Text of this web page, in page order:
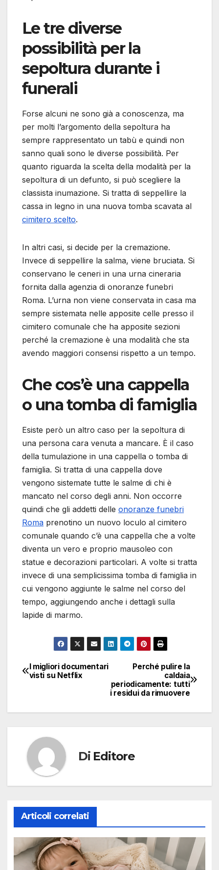
Le tre diverse
possibilità per la
sepoltura durante i
funerali
Forse alcuni ne sono già a conoscenza, ma
per molti l’argomento della sepoltura ha
sempre rappresentato un tabù e quindi non
sanno quali sono le diverse possibilità. Per
quanto riguarda la scelta della modalità per la
sepoltura di un defunto, si può scegliere la
classista inumazione. Si tratta di seppellire la
cassa in legno in una nuova tomba scavata al
cimitero scelto.
In altri casi, si decide per la cremazione.
Invece di seppellire la salma, viene bruciata. Si
conservano le ceneri in una urna cineraria
fornita dalla agenzia di onoranze funebri
Roma. L’urna non viene conservata in casa ma
sempre sistemata nelle apposite celle presso il
cimitero comunale che ha apposite sezioni
perché la cremazione è una modalità che sta
avendo maggiori consensi rispetto a un tempo.
Che cos’è una cappella
o una tomba di famiglia
Esiste però un altro caso per la sepoltura di
una persona cara venuta a mancare. È il caso
della tumulazione in una cappella o tomba di
famiglia. Si tratta di una cappella dove
vengono sistemate tutte le salme di chi è
mancato nel corso degli anni. Non occorre
quindi che gli addetti delle onoranze funebri
Roma prenotino un nuovo loculo al cimitero
comunale quando c’è una cappella che a volte
diventa un vero e proprio mausoleo con
statue e decorazioni particolari. A volte si tratta
invece di una semplicissima tomba di famiglia in
cui vengono aggiunte le salme nel corso del
tempo, aggiungendo anche i dettagli sulla
lapide di marmo.
Navigazione
Perché pulire la
caldaia
periodicamente: tutti
i residui da rimuovere
I migliori documentari
visti su Netflix
Di Editore
Articoli correlati